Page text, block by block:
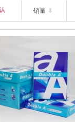
销量